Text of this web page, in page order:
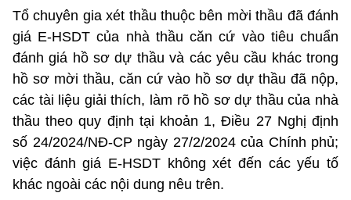
Tổ chuyên gia xét thầu thuộc bên mời thầu đã đánh
giá E-HSDT của nhà thầu căn cứ vào tiêu chuẩn
đánh giá hồ sơ dự thầu và các yêu cầu khác trong
hồ sơ mời thầu, căn cứ vào hồ sơ dự thầu đã nộp,
các tài liệu giải thích, làm rõ hồ sơ dự thầu của nhà
thầu theo quy định tại khoản 1, Điều 27 Nghị định
số 24/2024/NĐ-CP ngày 27/2/2024 của Chính phủ;
việc đánh giá E-HSDT không xét đến các yếu tố
khác ngoài các nội dung nêu trên.